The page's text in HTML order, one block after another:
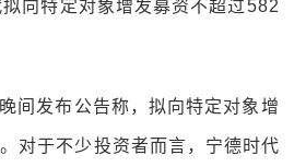
向特定对象增发募资不超过582
间发布公告称，拟向特定对象增
对于不少投资者而言，宁德时代